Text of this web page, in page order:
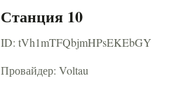
Станция 10
ID: tVh1mTFQbjmHPsEKEbGY
Провайдер: Voltau